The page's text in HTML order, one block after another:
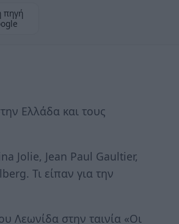
πηγή
Ελλάδα και τους
Jolie, Jean Paul Gaultier,
Τι είπαν για την
Λεωνίδα στην ταινία «Οι